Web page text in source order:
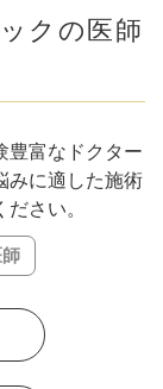
#毛穴解消
消
#鼻を高く
#くすみ改善
鼻先を細く
白
丸み解消
鎮静
クの医師
豊富なドクター
みに適した施術
さい。